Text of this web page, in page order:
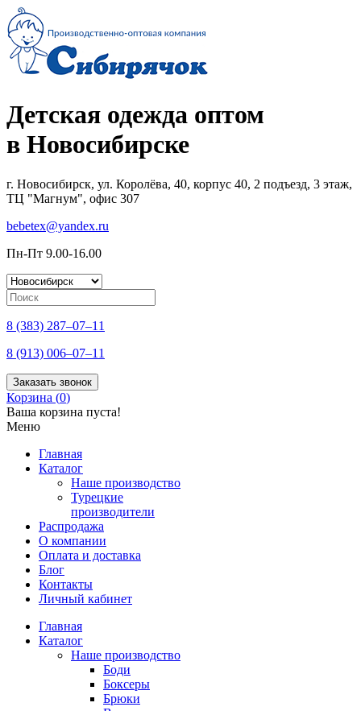
Детская одежда оптом
в Новосибирске
г. Новосибирск, ул. Королёва, 40, корпус 40, 2 подъезд, 3 этаж,
ТЦ "Магнум", офис 307
bebetex@yandex.ru
Пн-Пт 9.00-16.00
8 (383) 287–07–11
8 (913) 006–07–11
Заказать звонок
Корзина (0)
Ваша корзина пуста!
Меню
Главная
Каталог
Наше производство
Турецкие
производители
Распродажа
О компании
Оплата и доставка
Блог
Контакты
Личный кабинет
Главная
Каталог
Наше производство
Боди
Боксеры
Брюки